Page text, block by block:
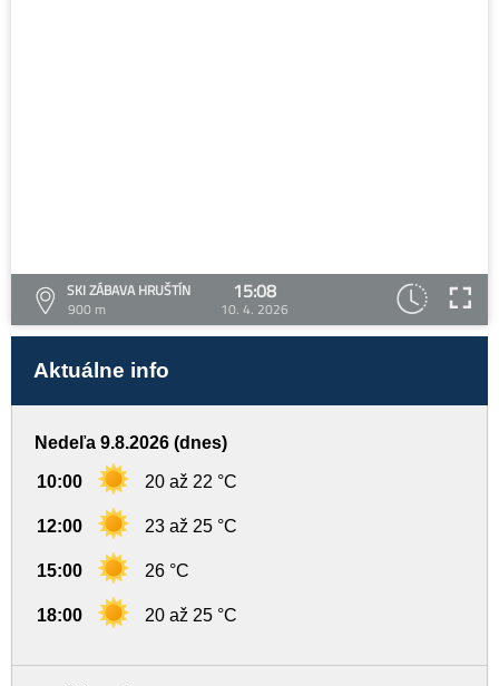
SKI ZÁBAVA HRUŠTÍN
900 m
15:08
10. 4. 2026
Aktuálne info
Nedeľa 9.8.2026 (dnes)
10:00 20 až 22 °C
12:00 23 až 25 °C
15:00 26 °C
18:00 20 až 25 °C